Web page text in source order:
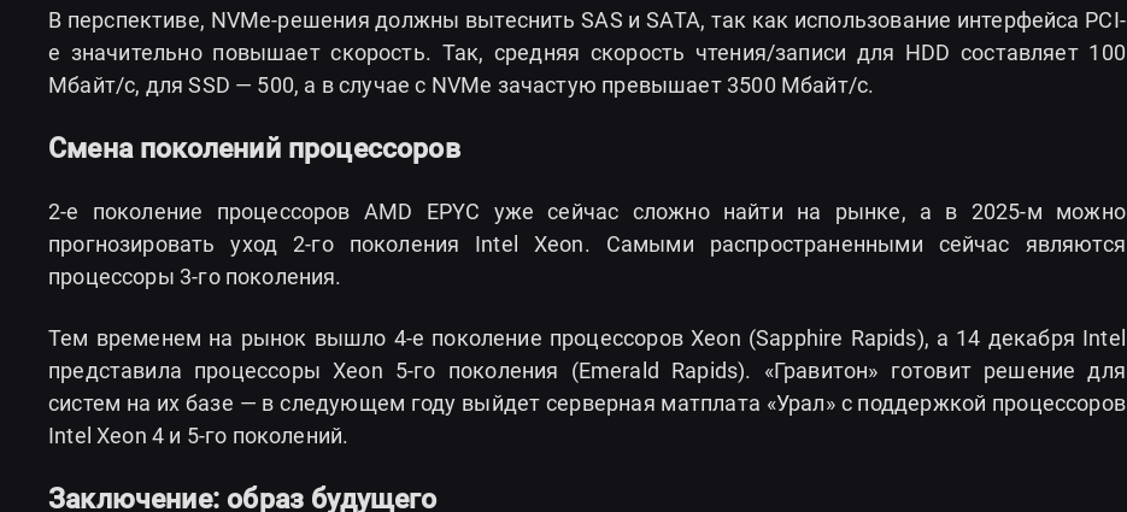
В перспективе, NVMe-решения должны вытеснить SAS и SATA, так как использование интерфейса PCI-
e значительно повышает скорость. Так, средняя скорость чтения/записи для HDD составляет 100
Мбайт/с, для SSD — 500, а в случае с NVMe зачастую превышает 3500 Мбайт/с.
Смена поколений процессоров
2-е поколение процессоров AMD EPYC уже сейчас сложно найти на рынке, а в 2025-м можно
прогнозировать уход 2-го поколения Intel Xeon. Самыми распространенными сейчас являются
процессоры 3-го поколения.
Тем временем на рынок вышло 4-е поколение процессоров Xeon (Sapphire Rapids), а 14 декабря Intel
представила процессоры Xeon 5-го поколения (Emerald Rapids). «Гравитон» готовит решение для
систем на их базе — в следующем году выйдет серверная матплата «Урал» с поддержкой процессоров
Intel Xeon 4 и 5-го поколений.
Заключение: образ будущего